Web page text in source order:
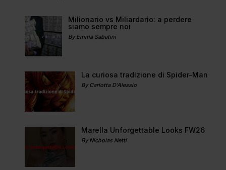
Milionario vs Miliardario: a perdere
siamo sempre noi
By Emma Sabatini
La curiosa tradizione di Spider-Man
By Carlotta D'Alessio
Marella Unforgettable Looks FW26
By Nicholas Netti